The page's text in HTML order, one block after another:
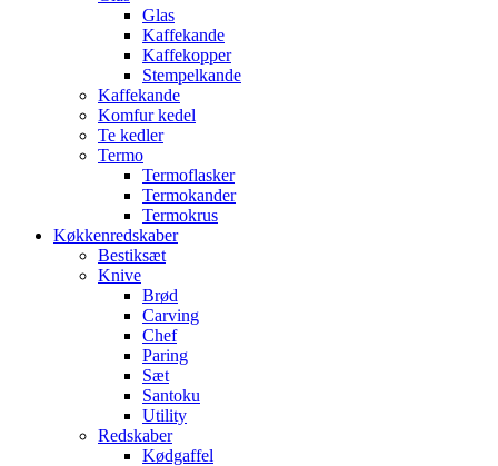
Glas
Kaffekande
Kaffekopper
Stempelkande
Kaffekande
Komfur kedel
Te kedler
Termo
Termoflasker
Termokander
Termokrus
Køkkenredskaber
Bestiksæt
Knive
Brød
Carving
Chef
Paring
Sæt
Santoku
Utility
Redskaber
Kødgaffel